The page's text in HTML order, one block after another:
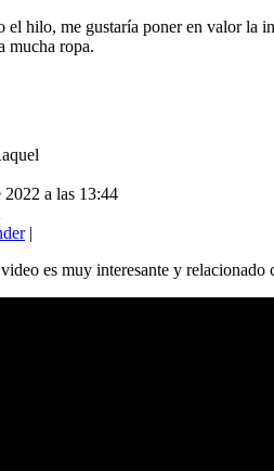
el hilo, me gustaría poner en valor la
mucha ropa.
a las 13:44
|
es muy interesante y